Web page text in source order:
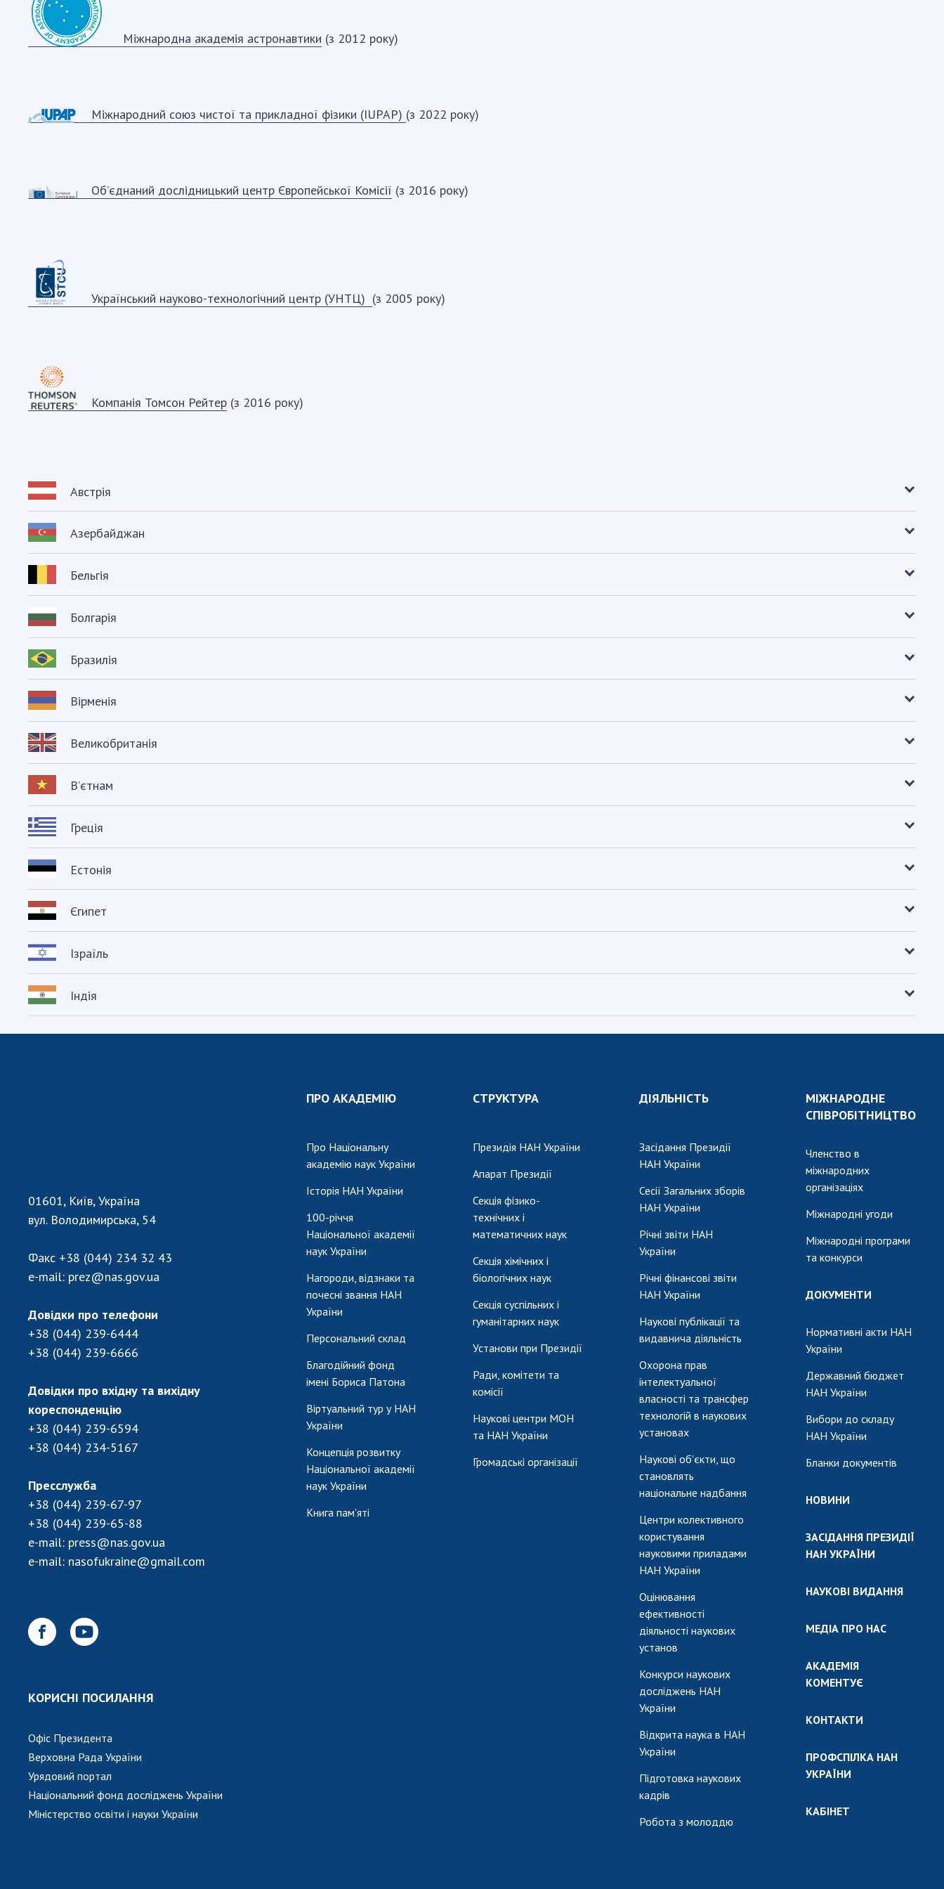
Міжнародна академія астронавтики (з 2012 року)
Міжнародний союз чистої та прикладної фізики (IUPAP) (з 2022 року)
Об’єднаний дослідницький центр Європейської Комісії (з 2016 року)
Український науково-технологічний центр (УНТЦ) (з 2005 року)
Компанія Томсон Рейтер (з 2016 року)
Австрія
Азербайджан
Бельгія
Болгарія
Бразилія
Вірменія
Великобританія
В’єтнам
Греція
Естонія
Єгипет
Ізраїль
Індія
01601, Київ, Україна
вул. Володимирська, 54
Факс +38 (044) 234 32 43
e-mail: prez@nas.gov.ua
Довідки про телефони
+38 (044) 239-6444
+38 (044) 239-6666
Довідки про вхідну та вихідну
кореспонденцію
+38 (044) 239-6594
+38 (044) 234-5167
Пресслужба
+38 (044) 239-67-97
+38 (044) 239-65-88
e-mail: press@nas.gov.ua
e-mail: nasofukraine@gmail.com
КОРИСНІ ПОСИЛАННЯ
Офіс Президента
Верховна Рада України
Урядовий портал
Національний фонд досліджень України
Міністерство освіти і науки України
ПРО АКАДЕМІЮ
Про Національну
академію наук України
Історія НАН України
100-річчя
Національної академії
наук України
Нагороди, відзнаки та
почесні звання НАН
України
Персональний склад
Благодійний фонд
імені Бориса Патона
Віртуальний тур у НАН
України
Концепція розвитку
Національної академії
наук України
Книга пам'яті
СТРУКТУРА
Президія НАН України
Апарат Президії
Секція фізико-
технічних і
математичних наук
Секція хімічних і
біологічних наук
Секція суспільних і
гуманітарних наук
Установи при Президії
Ради, комітети та
комісії
Наукові центри МОН
та НАН України
Громадські організації
ДІЯЛЬНІСТЬ
Засідання Президії
НАН України
Сесії Загальних зборів
НАН України
Річні звіти НАН
України
Річні фінансові звіти
НАН України
Наукові публікації та
видавнича діяльність
Охорона прав
інтелектуальної
власності та трансфер
технологій в наукових
установах
Наукові об'єкти, що
становлять
національне надбання
Центри колективного
користування
науковими приладами
НАН України
Оцінювання
ефективності
діяльності наукових
установ
Конкурси наукових
досліджень НАН
України
Відкрита наука в НАН
України
Підготовка наукових
кадрів
Робота з молоддю
МІЖНАРОДНЕ
СПІВРОБІТНИЦТВО
Членство в
міжнародних
організаціях
Міжнародні угоди
Міжнародні програми
та конкурси
ДОКУМЕНТИ
Нормативні акти НАН
України
Державний бюджет
НАН України
Вибори до складу
НАН України
Бланки документів
НОВИНИ
ЗАСІДАННЯ ПРЕЗИДІЇ
НАН УКРАЇНИ
НАУКОВІ ВИДАННЯ
МЕДІА ПРО НАС
АКАДЕМІЯ
КОМЕНТУЄ
КОНТАКТИ
ПРОФСПІЛКА НАН
УКРАЇНИ
КАБІНЕТ